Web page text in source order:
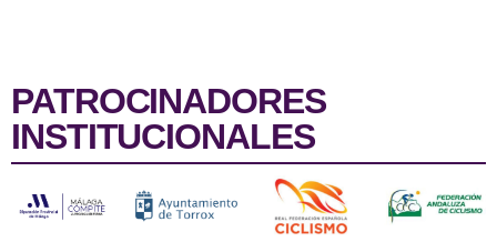
PATROCINADORES
INSTITUCIONALES